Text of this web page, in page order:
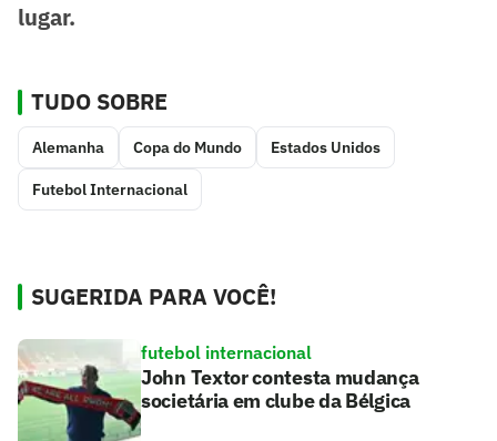
lugar.
TUDO SOBRE
Alemanha Copa do Mundo Estados Unidos
Futebol Internacional
SUGERIDA PARA VOCÊ!
futebol internacional
John Textor contesta mudança
societária em clube da Bélgica